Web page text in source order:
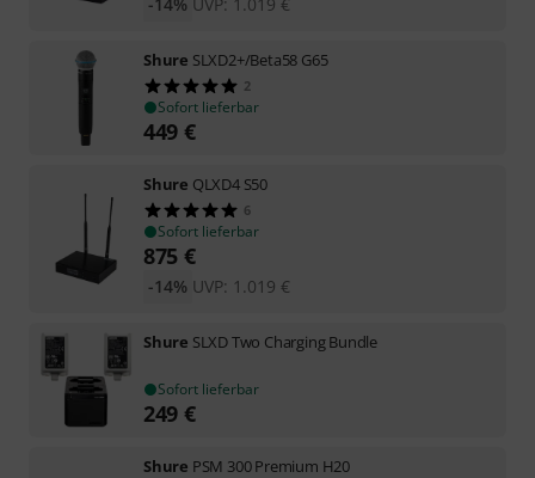
Shure SLXD2+/Beta58 G65
2
Sofort lieferbar
449 €
Shure QLXD4 S50
6
Sofort lieferbar
875 €
UVP: 1.019 €
-14%
Shure SLXD Two Charging Bundle
Sofort lieferbar
249 €
Shure PSM 300 Premium H20